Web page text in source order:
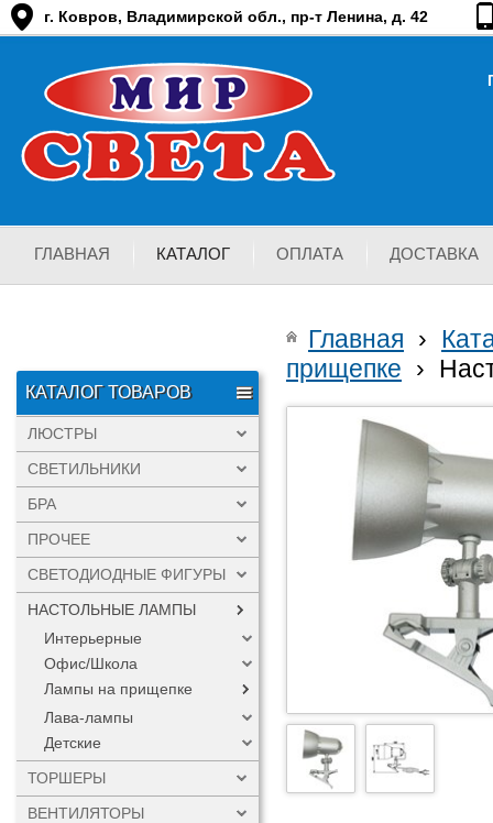
г. Ковров, Владимирской обл., пр-т Ленина, д. 42
ГЛАВНАЯ КАТАЛОГ ОПЛАТА ДОСТАВКА
КАТАЛОГ ТОВАРОВ
ЛЮСТРЫ
СВЕТИЛЬНИКИ
БРА
ПРОЧЕЕ
СВЕТОДИОДНЫЕ ФИГУРЫ
НАСТОЛЬНЫЕ ЛАМПЫ
Интерьерные
Офис/Школа
Лампы на прищепке
Лава-лампы
Детские
ТОРШЕРЫ
ВЕНТИЛЯТОРЫ
Главная ›
прищепке ›